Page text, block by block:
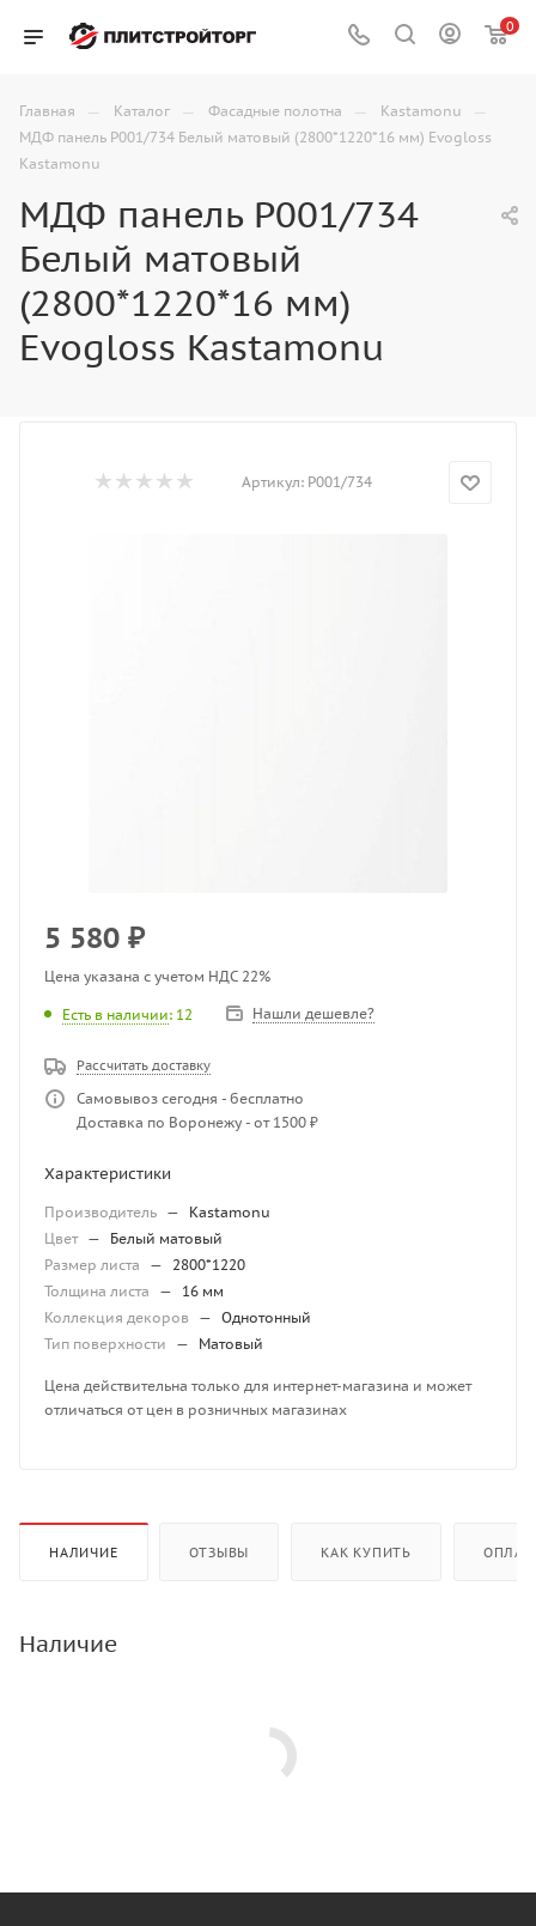
0
Главная — Каталог — Фасадные полотна — Kastamonu —
МДФ панель P001/734 Белый матовый (2800*1220*16 мм) Evogloss
Kastamonu
МДФ панель P001/734
Белый матовый
(2800*1220*16 мм)
Evogloss Kastamonu
Артикул: P001/734
5 580 ₽
Цена указана с учетом НДС 22%
Есть в наличии: 12 Нашли дешевле?
Рассчитать доставку
Самовывоз сегодня - бесплатно
Доставка по Воронежу - от 1500 ₽
Характеристики
Производитель —
Kastamonu
Цвет —
Белый матовый
Размер листа
— 2800*1220
Толщина листа
—
16 мм
Коллекция декоров
— Однотонный
Тип поверхности
— Матовый
Цена действительна только для интернет-магазина и может
отличаться от цен в розничных магазинах
НАЛИЧИЕ ОТЗЫВЫ КАК КУПИТЬ
Наличие